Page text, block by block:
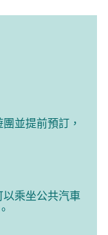
並提前預訂，
乘坐公共汽車